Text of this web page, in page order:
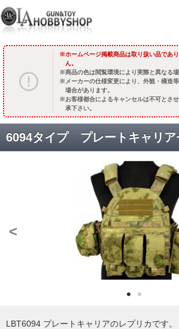
ホームページ掲載商品は取り扱い品であ
ん。
商品の色は閲覧環境により実際と異なる場
メーカーの仕様変更により、外観・構造
場合があります。
お客様都合によるキャンセルは不可とさ
承下さい。
<
LBT6094 プレートキャリアのレプリカです。